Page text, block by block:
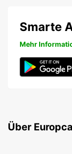
Smarte
Mehr
Über